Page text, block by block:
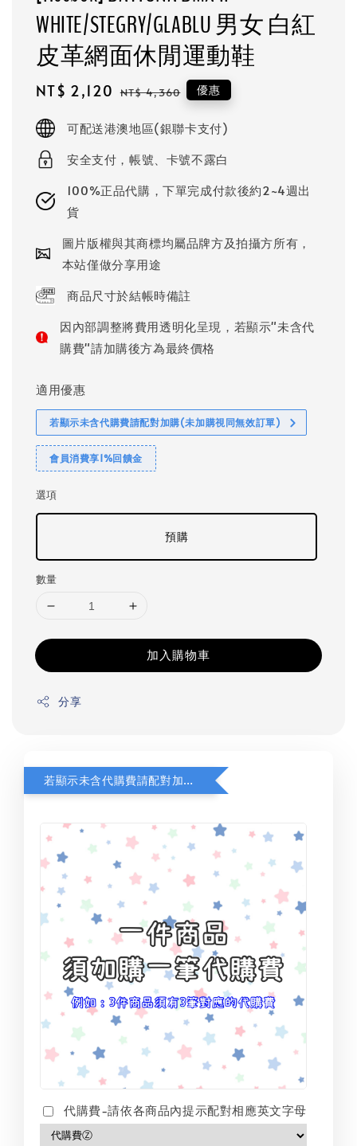
WHITE/STEGRY/GLABLU 男女 白紅
皮革網面休閒運動鞋
Sale
NT$ 2,120 Regular
NT$ 4,360 優惠
可配送港澳地區(銀聯卡支付)
安全支付，帳號、卡號不露白
100%正品代購，下單完成付款後約2~4週出
貨
圖片版權與其商標均屬品牌方及拍攝方所有，
本站僅做分享用途
商品尺寸於結帳時備註
因內部調整將費用透明化呈現，若顯示"未含代
購費"請加購後方為最終價格
適用優惠
若顯示未含代購費請配對加購(未加購視同無效訂單)
會員消費享1%回饋金
選項
預購
數量
加入購物車
分享
若顯示未含代購費請配對加購(未加購視同無效訂單)
代購費-請依各商品內提示配對相應英文字母